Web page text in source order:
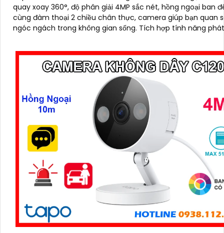
quay xoay 360°, độ phân giải 4MP sắc nét, hồng ngoại ban
cùng đàm thoại 2 chiều chân thực, camera giúp bạn quan
ngóc ngách trong không gian sống. Tích hợp tính năng phát hiện
512GB, Tapo TC72 mang đến sự an tâm tuyệt đối cho cả